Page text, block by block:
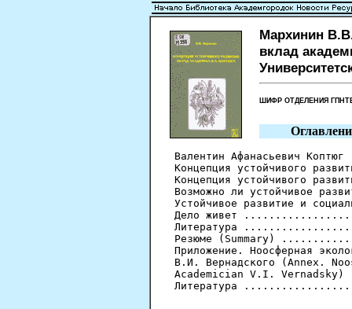
Мархинин
вклад
ШИФР ОТДЕЛЕНИЯ
Валентин Афанасьевич
Концепция устойчивого
Концепция устойчивого
Возможно ли
Устойчивое развитие и
Дело живет
Литература
Резюме (Summary)
Приложение. Ноосферная
В.И. Вернадского (Annex.
Academician V.I.
Литература